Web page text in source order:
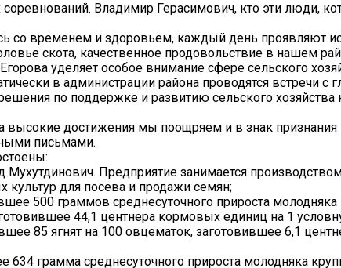
Владимир Герасимович, кто эти люди,
со временем и здоровьем, каждый день проявляют
скота, качественное продовольствие в нашем
уделяет особое внимание сфере сельского
в администрации района проводятся встречи с
по поддержке и развитию сельского хозяйства
высокие достижения мы поощряем и в знак признания
письмами.
Предприятие занимается
культур для посева и продажи семян;
500 граммов среднесуточного прироста молодняка
44,1 центнера кормовых единиц на 1
85 ягнят на 100 овцематок, заготовившее 6,1
грамма среднесуточного прироста молодняка